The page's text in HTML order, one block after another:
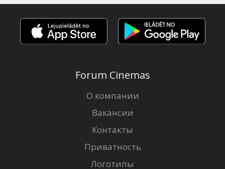
Forum Cinemas
О компании
Вакансии
Контакты
Приватность
Логотипы